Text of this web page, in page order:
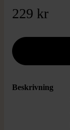
229 kr
Beskrivning